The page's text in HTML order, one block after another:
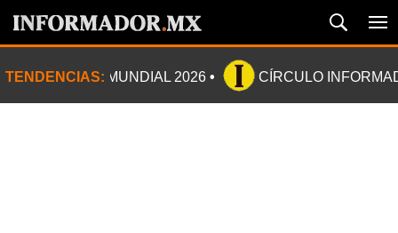
TENDENCIAS: MUNDIAL 2026 CÍRCULO